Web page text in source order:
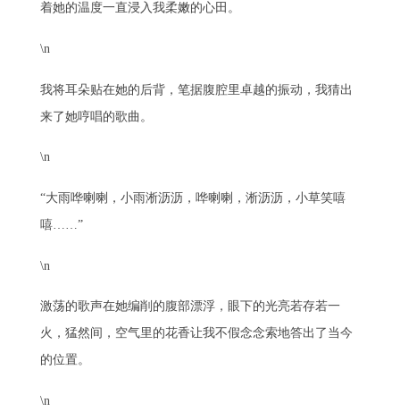
着她的温度一直浸入我柔嫩的心田。
\n
我将耳朵贴在她的后背，笔据腹腔里卓越的振动，我猜出
来了她哼唱的歌曲。
\n
“大雨哗喇喇，小雨淅沥沥，哗喇喇，淅沥沥，小草笑嘻
嘻……”
\n
激荡的歌声在她编削的腹部漂浮，眼下的光亮若存若一
火，猛然间，空气里的花香让我不假念念索地答出了当今
的位置。
\n